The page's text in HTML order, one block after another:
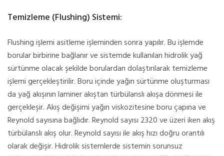
Temizleme (Flushing) Sistemi:
Flushing işlemi asitleme işleminden sonra yapılır. Bu işlemde
borular birbirine bağlanır ve sistemde kullanılan hidrolik yağ
sürtünme olacak şekilde borulardan dolaştırılarak temizleme
işlemi gerçekleştirilir. Boru içinde yağın sürtünme oluşturması
da yağ akışının laminer akıştan türbülanslı akışa dönmesi ile
gerçekleşir. Akış değişimi yağın viskozitesine boru çapına ve
Reynold sayısına bağlıdır. Reynold sayısı 2320 ve üzeri iken akış
türbülanslı akış olur. Reynold sayısı ile akış hızı doğru orantılı
olarak değişir. Hidrolik sistemlerde sistemin sorunsuz